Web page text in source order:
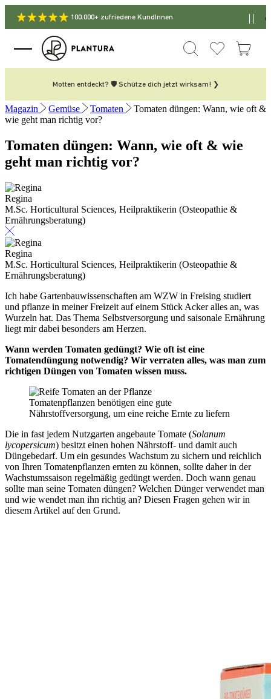
100.000+ zufriedene KundInnen
Motten entdeckt? 🛡️ Schütze dich jetzt wirksam! ❯
Magazin Gemüse Tomaten
Tomaten düngen: Wann, wie oft &
wie geht man richtig vor?
Tomaten düngen: Wann, wie oft & wie
geht man richtig vor?
Regina
M.Sc. Horticultural Sciences, Heilpraktikerin (Osteopathie &
Ernährungsberatung)
Regina
M.Sc. Horticultural Sciences, Heilpraktikerin (Osteopathie &
Ernährungsberatung)
Ich habe Gartenbauwissenschaften am WZW in Freising studiert
und pflanze in meiner Freizeit auf einem Stück Acker alles an, was
Wurzeln hat. Das Thema Selbstversorgung und saisonale Ernährung
liegt mir dabei besonders am Herzen.
Wann werden Tomaten gedüngt? Wie oft ist eine
Tomatendüngung notwendig? Wir verraten alles, was man zum
richtigen Düngen von Tomaten wissen muss.
Tomatenpflanzen benötigen eine gute
Nährstoffversorgung, um eine reiche Ernte zu liefern
Die in fast jedem Nutzgarten angebaute Tomate (Solanum
lycopersicum) besitzt einen hohen Nährstoff- und damit auch
Düngebedarf. Um ein gesundes Wachstum zu sichern und reichlich
von Ihren Tomatenpflanzen ernten zu können, sollte daher in der
Wachstumssaison regelmäßig gedüngt werden. Doch wann genau
sollte man seine Tomaten düngen? Welchen Dünger verwendet man
und wie wendet man ihn richtig an? Diesen Fragen gehen wir in
diesem Artikel auf den Grund.